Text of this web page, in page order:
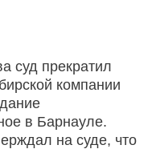
суд прекратил
компании
в Барнауле.
на суде, что